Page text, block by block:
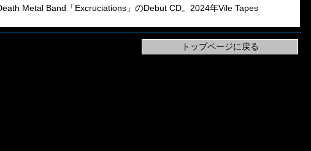
Metal Band「Excruciations」のDebut CD。2024年Vile Tapes